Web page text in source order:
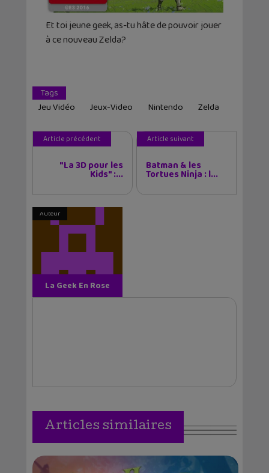
Et toi jeune geek, as-tu hâte de pouvoir jouer
à ce nouveau Zelda?
Tags
Jeu Vidéo
Jeux-Video Nintendo Zelda
Article précédent
"La 3D pour les
Kids" :...
Article suivant
Batman & les
Tortues Ninja : l...
Auteur
La Geek En Rose
Articles similaires